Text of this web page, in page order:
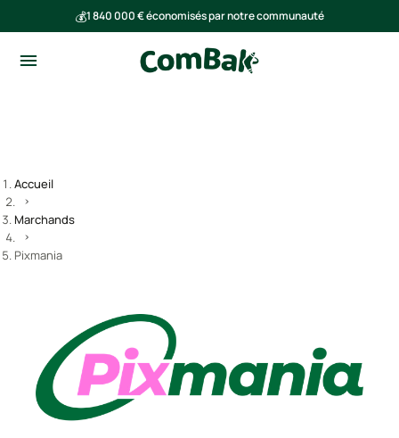
💰1 840 000 € économisés par notre communauté
Accueil
Marchands
Pixmania